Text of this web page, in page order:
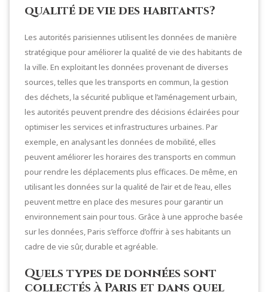
qualité de vie des habitants?
Les autorités parisiennes utilisent les données de manière
stratégique pour améliorer la qualité de vie des habitants de
la ville. En exploitant les données provenant de diverses
sources, telles que les transports en commun, la gestion
des déchets, la sécurité publique et l’aménagement urbain,
les autorités peuvent prendre des décisions éclairées pour
optimiser les services et infrastructures urbaines. Par
exemple, en analysant les données de mobilité, elles
peuvent améliorer les horaires des transports en commun
pour rendre les déplacements plus efficaces. De même, en
utilisant les données sur la qualité de l’air et de l’eau, elles
peuvent mettre en place des mesures pour garantir un
environnement sain pour tous. Grâce à une approche basée
sur les données, Paris s’efforce d’offrir à ses habitants un
cadre de vie sûr, durable et agréable.
Quels types de données sont
collectés à Paris et dans quel